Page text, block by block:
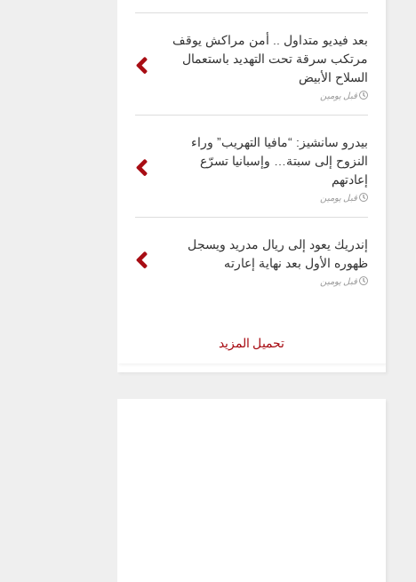
بعد فيديو متداول .. أمن مراكش يوقف
مرتكب سرقة تحت التهديد باستعمال
السلاح الأبيض
قبل يومين
بيدرو سانشيز: “مافيا التهريب” وراء
النزوح إلى سبتة… وإسبانيا تسرّع
إعادتهم
قبل يومين
إندريك يعود إلى ريال مدريد ويسجل
ظهوره الأول بعد نهاية إعارته
قبل يومين
تحميل المزيد